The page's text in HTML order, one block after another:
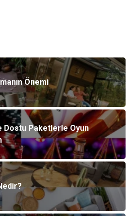
Önemi
Dostu Paketlerle Oyun